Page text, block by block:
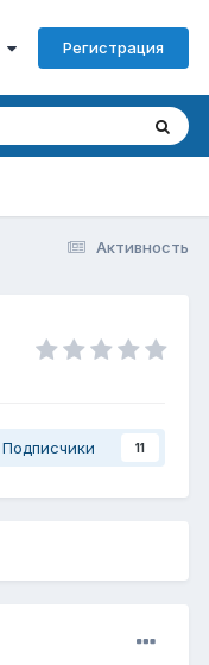
Регистрация
Активность
Подписчики 11